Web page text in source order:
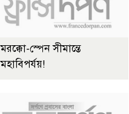
মরক্কো-স্পেন সীমান্তে
মহাবিপর্যয়!